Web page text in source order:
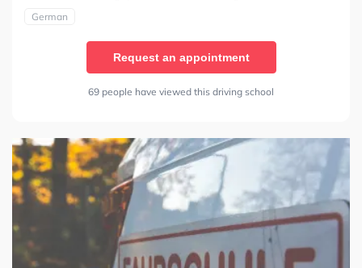
German
Request an appointment
69 people have viewed this driving school